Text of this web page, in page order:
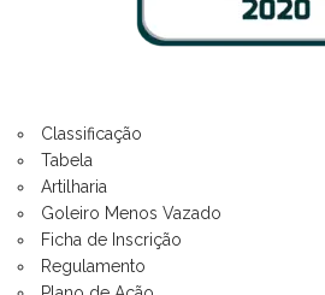
Classificação
Tabela
Artilharia
Goleiro Menos Vazado
Ficha de Inscrição
Regulamento